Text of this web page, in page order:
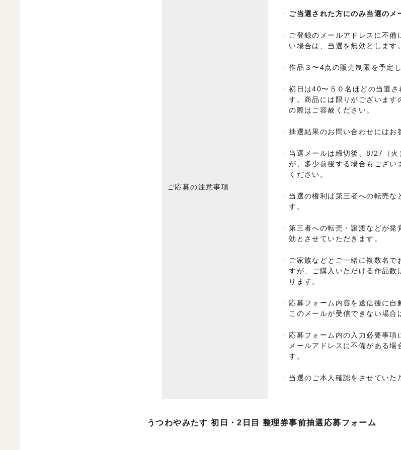
ご応募の注意事項
ご当選された方にのみ当選のメ
ご登録のメールアドレスに不備
い場合は、当選を無効とします。
作品３〜4点の販売制限を予定
初日は40〜５０名ほどの当選
す。商品には限りがございます
の際はご容赦ください。
抽選結果のお問い合わせにはお
当選メールは締切後、8/27（火
が、多少前後する場合もござい
ください。
当選の権利は第三者への転売な
す。
第三者への転売・譲渡などが発
効とさせていただきます。
ご家族などとご一緒に複数名
すが、ご購入いただける作品数
ります。
応募フォーム内容を送信後に自
このメールが受信できない場合
応募フォーム内の入力必要事項
メールアドレスに不備がある場
す。
当選のご本人確認をさせていた
うつわやみたす 初日・2日目 整理券事前抽選応募フォーム